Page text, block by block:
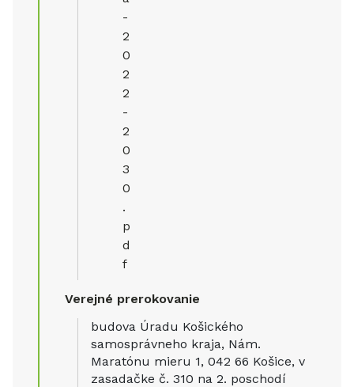
-
2
0
2
2
-
2
0
3
0
.
p
d
f
Verejné prerokovanie
budova Úradu Košického
samosprávneho kraja, Nám.
Maratónu mieru 1, 042 66 Košice, v
zasadačke č. 310 na 2. poschodí